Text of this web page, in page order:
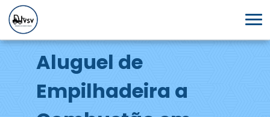
Aluguel de
Empilhadeira a